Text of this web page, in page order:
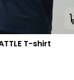
T-shirt